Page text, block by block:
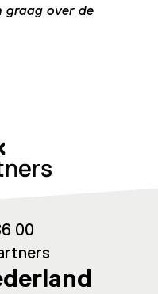
graag over de
00